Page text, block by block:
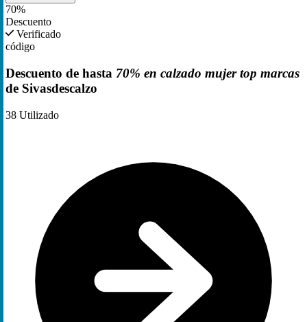
70%
Descuento
Verificado
código
Descuento de hasta 70% en calzado mujer top marcas
de Sivasdescalzo
38 Utilizado